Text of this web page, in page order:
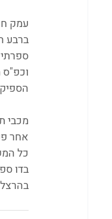
הספיק
בהרצליה נועם